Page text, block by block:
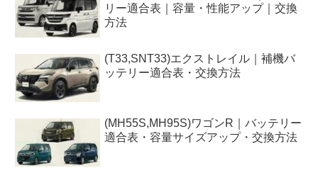
リー適合表｜容量・性能アップ｜交換
方法
(T33,SNT33)エクストレイル｜補機バ
ッテリー適合表・交換方法
(MH55S,MH95S)ワゴンR｜バッテリー
適合表・容量サイズアップ・交換方法